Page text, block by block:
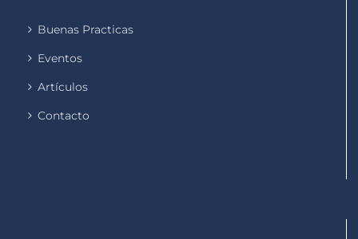
Buenas Practicas
Eventos
Artículos
Contacto